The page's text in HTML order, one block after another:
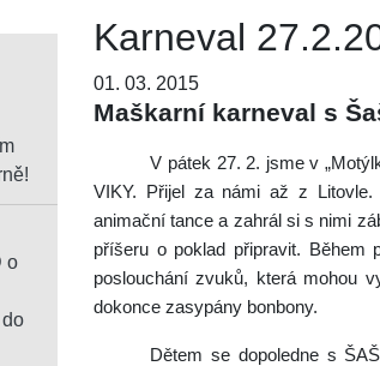
o
Karneval
01. 03. 2015
Maškarní karneval s
V pátek 27. 2. jsme v
VIKY. Přijel za námi až z Litovle.
animační tance a zahrál si s nimi
příšeru o poklad připravit. Během
poslouchání zvuků, která mohou
dokonce zasypány bonbony.
Dětem se dopoledne s